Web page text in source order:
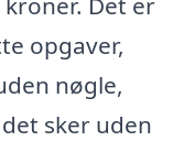
opgaver,
nøgle,
sker uden